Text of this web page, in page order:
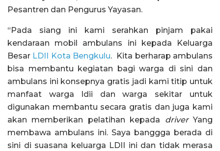
Pesantren dan Pengurus Yayasan.
“Pada siang ini kami serahkan pinjam pakai
kendaraan mobil ambulans ini kepada Keluarga
Besar LDII Kota Bengkulu. Kita berharap ambulans
bisa membantu kegiatan bagi warga di sini dan
ambulans ini konsepnya gratis jadi kami titip untuk
manfaat warga ldii dan warga sekitar untuk
digunakan membantu secara gratis dan juga kami
akan memberikan pelatihan kepada driverYang
membawa ambulans ini. Saya banggga berada di
sini di suasana keluarga LDII ini dan tidak merasa